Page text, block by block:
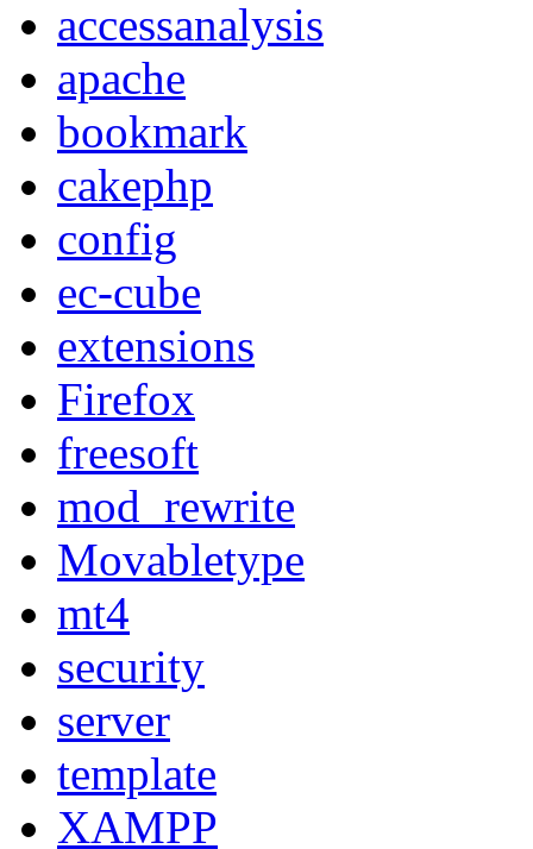
accessanalysis
apache
bookmark
cakephp
config
ec-cube
extensions
Firefox
freesoft
mod_rewrite
Movabletype
mt4
security
server
template
XAMPP